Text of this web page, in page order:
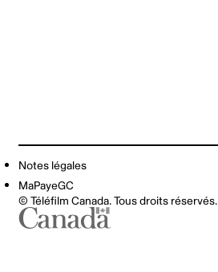
Notes légales
MaPayeGC
© Téléfilm Canada. Tous droits réservés.